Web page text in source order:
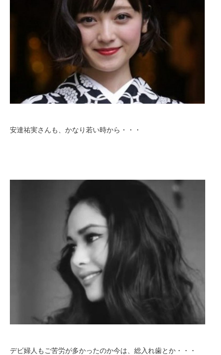
安達祐実さんも、かなり若い時から・・・
デビ婦人もご苦労が多かったのか今は、総入れ歯とか・・・